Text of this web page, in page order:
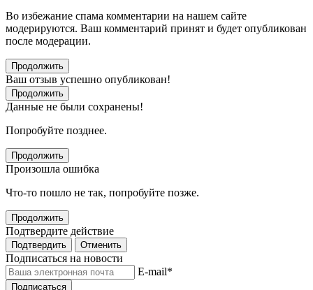
Во избежание спама комментарии на нашем сайте
модерируются. Ваш комментарий принят и будет опубликован
после модерации.
Продолжить
Ваш отзыв успешно опубликован!
Продолжить
Данные не были сохранены!
Попробуйте позднее.
Продолжить
Произошла ошибка
Что-то пошло не так, попробуйте позже.
Продолжить
Подтвердите действие
Подтвердить Отменить
Подписаться на новости
E-mail*
Подписаться